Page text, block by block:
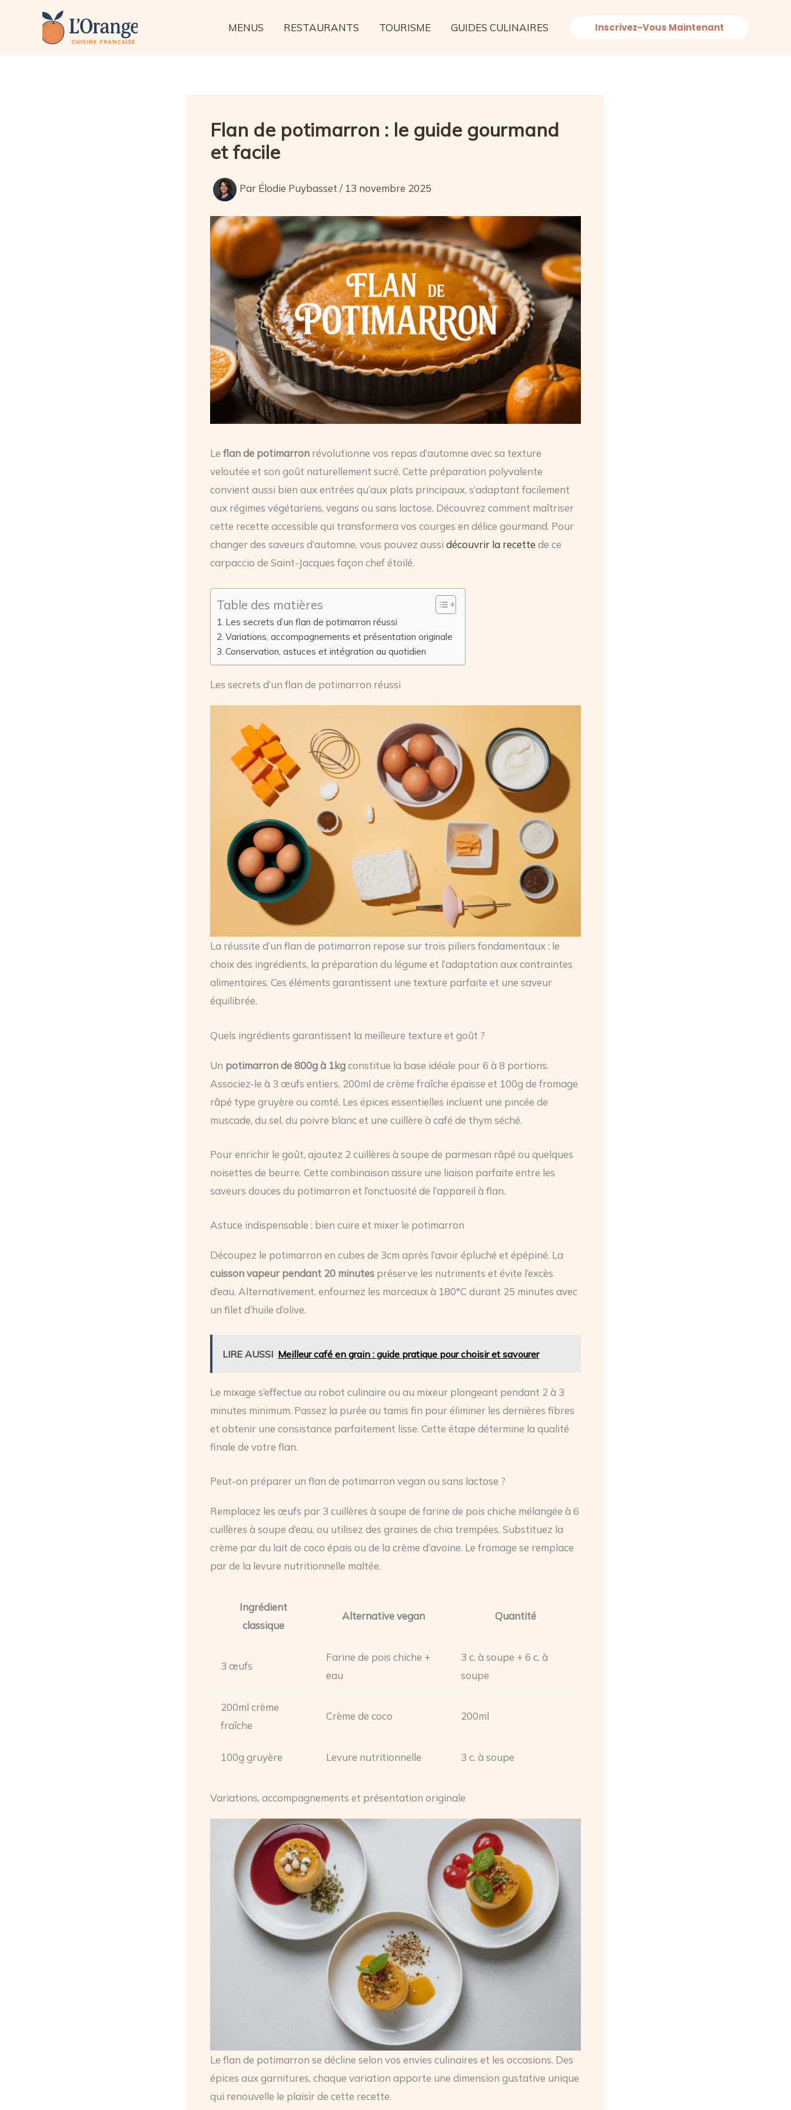
MENUS RESTAURANTS TOURISME GUIDES CULINAIRES Inscrivez-Vous Maintenant
Flan de potimarron : le guide gourmand
et facile
Par Élodie Puybasset / 13 novembre 2025
Le flan de potimarron révolutionne vos repas d’automne avec sa texture
veloutée et son goût naturellement sucré. Cette préparation polyvalente
convient aussi bien aux entrées qu’aux plats principaux, s’adaptant facilement
aux régimes végétariens, vegans ou sans lactose. Découvrez comment maîtriser
cette recette accessible qui transformera vos courges en délice gourmand. Pour
changer des saveurs d’automne, vous pouvez aussi découvrir la recette de ce
carpaccio de Saint-Jacques façon chef étoilé.
Table des matières
Les secrets d’un flan de potimarron réussi
Variations, accompagnements et présentation originale
Conservation, astuces et intégration au quotidien
Les secrets d’un flan de potimarron réussi
La réussite d’un flan de potimarron repose sur trois piliers fondamentaux : le
choix des ingrédients, la préparation du légume et l’adaptation aux contraintes
alimentaires. Ces éléments garantissent une texture parfaite et une saveur
équilibrée.
Quels ingrédients garantissent la meilleure texture et goût ?
Un potimarron de 800g à 1kgconstitue la base idéale pour 6 à 8 portions.
Associez-le à 3 œufs entiers, 200ml de crème fraîche épaisse et 100g de fromage
râpé type gruyère ou comté. Les épices essentielles incluent une pincée de
muscade, du sel, du poivre blanc et une cuillère à café de thym séché.
Pour enrichir le goût, ajoutez 2 cuillères à soupe de parmesan râpé ou quelques
noisettes de beurre. Cette combinaison assure une liaison parfaite entre les
saveurs douces du potimarron et l’onctuosité de l’appareil à flan.
Astuce indispensable : bien cuire et mixer le potimarron
Découpez le potimarron en cubes de 3cm après l’avoir épluché et épépiné. La
cuisson vapeur pendant 20 minutes préserve les nutriments et évite l’excès
d’eau. Alternativement, enfournez les morceaux à 180°C durant 25 minutes avec
un filet d’huile d’olive.
LIRE AUSSI Meilleur café en grain : guide pratique pour choisir et savourer
Le mixage s’effectue au robot culinaire ou au mixeur plongeant pendant 2 à 3
minutes minimum. Passez la purée au tamis fin pour éliminer les dernières fibres
et obtenir une consistance parfaitement lisse. Cette étape détermine la qualité
finale de votre flan.
Peut-on préparer un flan de potimarron vegan ou sans lactose ?
Remplacez les œufs par 3 cuillères à soupe de farine de pois chiche mélangée à 6
cuillères à soupe d’eau, ou utilisez des graines de chia trempées. Substituez la
crème par du lait de coco épais ou de la crème d’avoine. Le fromage se remplace
par de la levure nutritionnelle maltée.
Ingrédient
classique
Alternative vegan Quantité
3 œufs
Farine de pois chiche +
eau
3 c. à soupe + 6 c. à
soupe
200ml crème
fraîche
Crème de coco 200ml
100g gruyère Levure nutritionnelle 3 c. à soupe
Variations, accompagnements et présentation originale
Le flan de potimarron se décline selon vos envies culinaires et les occasions. Des
épices aux garnitures, chaque variation apporte une dimension gustative unique
qui renouvelle le plaisir de cette recette.